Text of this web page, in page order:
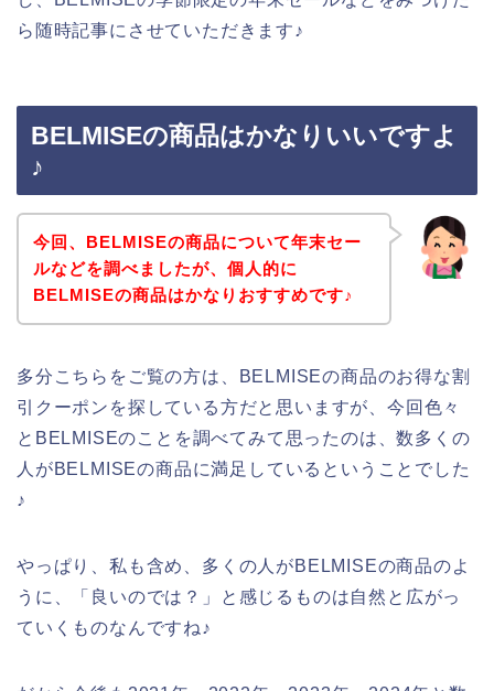
ら随時記事にさせていただきます♪
BELMISEの商品はかなりいいですよ
♪
今回、BELMISEの商品について年末セー
ルなどを調べましたが、個人的に
BELMISEの商品はかなりおすすめです♪
多分こちらをご覧の方は、BELMISEの商品のお得な割
引クーポンを探している方だと思いますが、今回色々
とBELMISEのことを調べてみて思ったのは、数多くの
人がBELMISEの商品に満足しているということでした
♪
やっぱり、私も含め、多くの人がBELMISEの商品のよ
うに、「良いのでは？」と感じるものは自然と広がっ
ていくものなんですね♪